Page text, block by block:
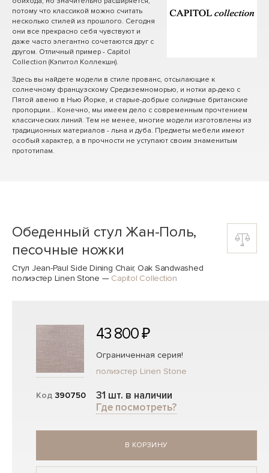
потому что классикой можно считать
несколько стилей из прошлого. Сегодня
они все прекрасно себя чувствуют и
даже часто элегантно сочетаются друг с
другом. Отличный пример - Capitol
Collection (Кэпитол Коллекшн).
Здесь вы найдете модели в стиле прованс, отсылающие к
солнечному французскому Средиземноморью, и нотки ар-деко с
Пятой авеню в Нью Йорке, и старые-добрые солидные британские
пропорции... Конечно, мы имеем дело с современным прочтением
классических линий. Тем не менее, многие модели изготовлены из
традиционных материалов - льна и дуба. Предметы мебели имеют
особый характер, а в прочности не уступают своим знаменитым
прототипам.
Обеденный стул Жан-Поль,
песочные ножки
Стул Jean-Paul Side Dining Chair, Oak Sandwashed
полиэстер Linen Stone — Capitol Collection
Код 390750
43 800 ₽
Ограниченная серия!
полиэстер Linen Stone
31 шт. в наличии
Где посмотреть?
В КОРЗИНУ